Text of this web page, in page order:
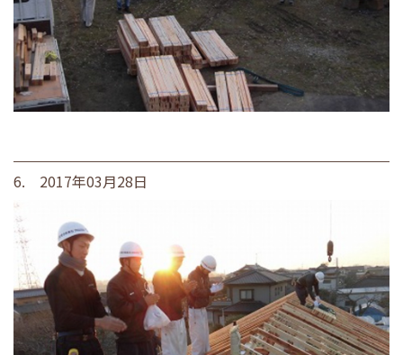
6. 2017年03月28日